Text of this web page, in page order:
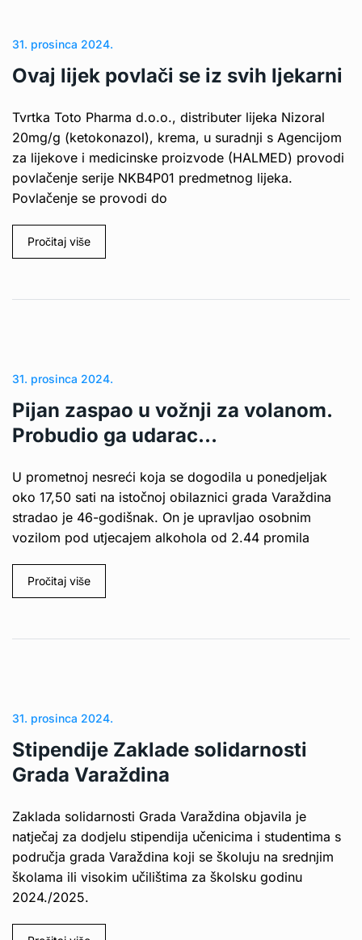
31. prosinca 2024.
Ovaj lijek povlači se iz svih ljekarni
Tvrtka Toto Pharma d.o.o., distributer lijeka Nizoral
20mg/g (ketokonazol), krema, u suradnji s Agencijom
za lijekove i medicinske proizvode (HALMED) provodi
povlačenje serije NKB4P01 predmetnog lijeka.
Povlačenje se provodi do
Pročitaj više
31. prosinca 2024.
Pijan zaspao u vožnji za volanom.
Probudio ga udarac…
U prometnoj nesreći koja se dogodila u ponedjeljak
oko 17,50 sati na istočnoj obilaznici grada Varaždina
stradao je 46-godišnak. On je upravljao osobnim
vozilom pod utjecajem alkohola od 2.44 promila
Pročitaj više
31. prosinca 2024.
Stipendije Zaklade solidarnosti
Grada Varaždina
Zaklada solidarnosti Grada Varaždina objavila je
natječaj za dodjelu stipendija učenicima i studentima s
područja grada Varaždina koji se školuju na srednjim
školama ili visokim učilištima za školsku godinu
2024./2025.